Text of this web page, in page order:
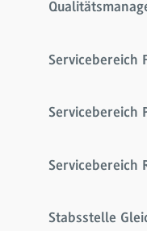
Servicebereich
Servicebereich
Servicebereich
Stabsstelle